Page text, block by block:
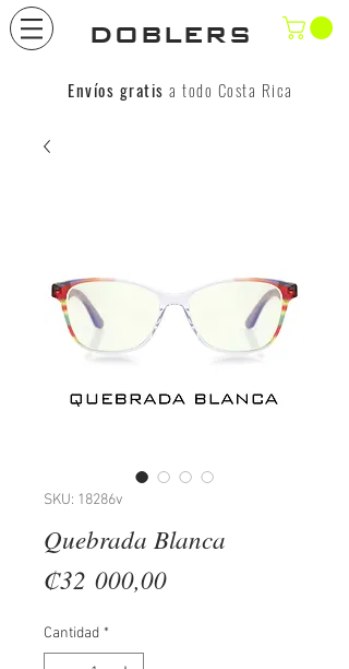
DOBLERS
Envíos gratis a todo Costa Rica
SKU: 18286v
Quebrada Blanca
₡32 000,00Precio
Cantidad *